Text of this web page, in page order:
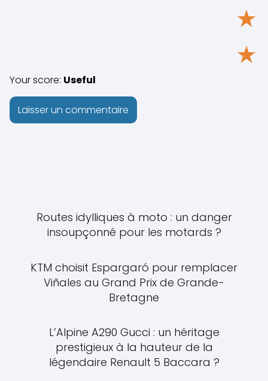
★
★
Your score: Useful
Routes idylliques à moto : un danger
insoupçonné pour les motards ?
KTM choisit Espargaró pour remplacer
Viñales au Grand Prix de Grande-
Bretagne
L’Alpine A290 Gucci : un héritage
prestigieux à la hauteur de la
légendaire Renault 5 Baccara ?